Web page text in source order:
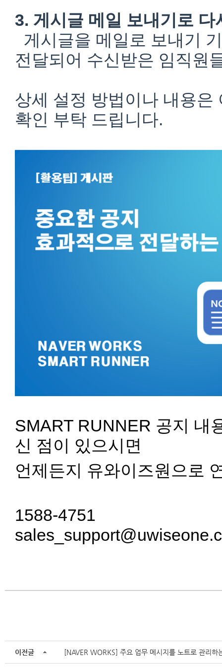
3. 게시글 메일 보내기로 다
게시글을 메일로 보내기
전달되어 수신받은 임직원
상세 설정 방법이나 내용은
확인 부탁 드립니다.
SMART RUNNER 공지 내
신 점이 있으시면
언제든지 유와이즈원으로
1588-4751
이전글 [NAVER WORKS] 주요 업무 메시지를 노트로 관리하